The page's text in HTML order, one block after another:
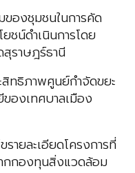
ของชุมชนในการคัด
ยชน์ดำเนินการโดย
ราษฎร์ธานี
ทธิภาพศูนย์กำจัดขยะ
ของเทศบาลเมือง
รายละเอียดโครงการที่
กกองทุนสิ่งแวดล้อม